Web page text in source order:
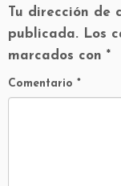
Tu dirección de
publicada. Los
marcados con *
Comentario *